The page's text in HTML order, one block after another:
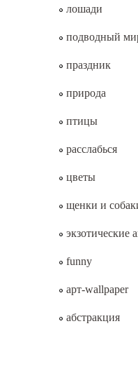
лошади
подводный
праздник
природа
птицы
расслабься
цветы
щенки и
экзотические
funny
арт-wallpaper
абстракция